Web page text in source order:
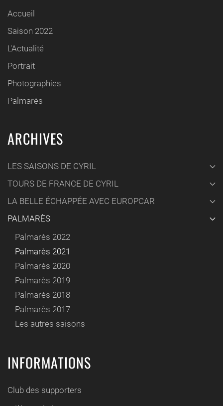
Accueil
Saison 2022
L'Actualité
Portrait
Photographies
Palmarès
ARCHIVES
LES SAISONS DE CYRIL
TOURS DE FRANCE DE CYRIL
LA BELLE ÉCHAPPÉE AVEC EUROPCAR
PALMARÈS
Palmarès 2022
Palmarès 2021
Palmarès 2020
Palmarès 2019
Palmarès 2018
Palmarès 2017
Les autres saisons
INFORMATIONS
Club des supporters